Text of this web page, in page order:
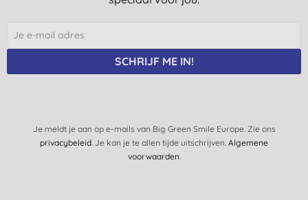
SCHRIJF ME IN!
Je meldt je aan op e-mails van Big Green Smile Europe. Zie ons
privacybeleid. Je kan je te allen tijde uitschrijven. Algemene
voorwaarden.